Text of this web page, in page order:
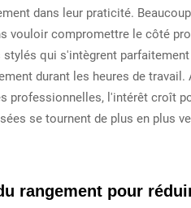
dans leur praticité.
vouloir compromettre le côté
qui s'intègrent
durant les heures de
professionnelles, l'intérêt croît
se tournent de plus en plus
rangement pour